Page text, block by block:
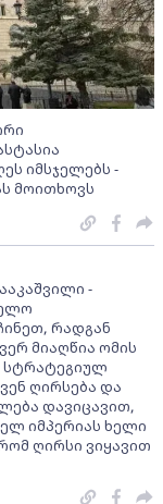
იმსჯელებს -
მოითხოვს
-
რადგან
მიაღწია ომის
ღირსება და
დავიცავით,
იმპერიას ხელი
ღირსი ვიყავით